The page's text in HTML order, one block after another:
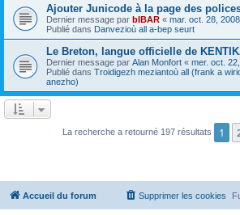
Ajouter Junicode à la page des
Dernier message par bIBAR « mar. oct. 28,
Publié dans Danvezioù all a-bep seurt
Le Breton, langue officielle de
Dernier message par Alan Monfort « mer. oct.
Publié dans Troidigezh meziantoù all (frank a
anezho)
La recherche a retourné 197 résultats 1
Accueil du forum Supprimer les cookies